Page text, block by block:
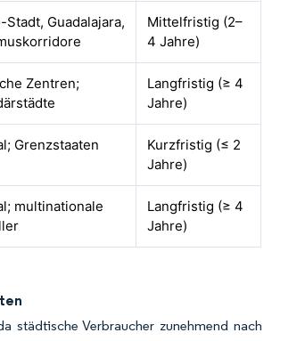
Stadt, Guadalajara,
Mittelfristig (2–
4 Jahre)
Zentren;
Langfristig (≥ 4
Jahre)
Grenzstaaten
Kurzfristig (≤ 2
Jahre)
multinationale
Langfristig (≥ 4
Jahre)
städtische Verbraucher zunehmend nach